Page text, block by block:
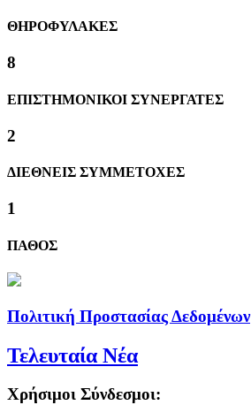
ΘΗΡΟΦΥΛΑΚΕΣ
8
ΕΠΙΣΤΗΜΟΝΙΚΟΙ ΣΥΝΕΡΓΑΤΕΣ
2
ΔΙΕΘΝΕΙΣ ΣΥΜΜΕΤΟΧΕΣ
1
ΠΑΘΟΣ
Πολιτική Προστασίας Δεδομένων
Τελευταία Νέα
Χρήσιμοι Σύνδεσμοι: